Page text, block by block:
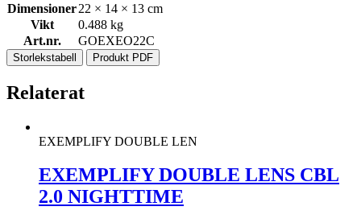
Dimensioner22 × 14 × 13 cm
Vikt
0.488 kg
Art.nr.
GOEXEO22C
Storlekstabell Produkt PDF
Relaterat
EXEMPLIFY DOUBLE LEN
EXEMPLIFY DOUBLE LENS CBL
2.0 NIGHTTIME